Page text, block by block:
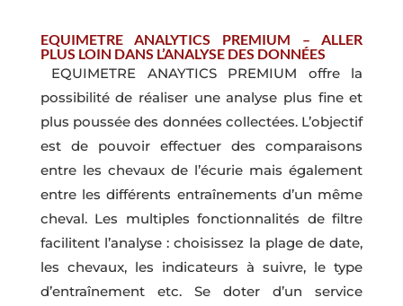
EQUIMETRE ANALYTICS PREMIUM – ALLER
PLUS LOIN DANS L’ANALYSE DES DONNÉES
EQUIMETRE ANAYTICS PREMIUM offre la
possibilité de réaliser une analyse plus fine et
plus poussée des données collectées. L’objectif
est de pouvoir effectuer des comparaisons
entre les chevaux de l’écurie mais également
entre les différents entraînements d’un même
cheval. Les multiples fonctionnalités de filtre
facilitent l’analyse : choisissez la plage de date,
les chevaux, les indicateurs à suivre, le type
d’entraînement etc. Se doter d’un service